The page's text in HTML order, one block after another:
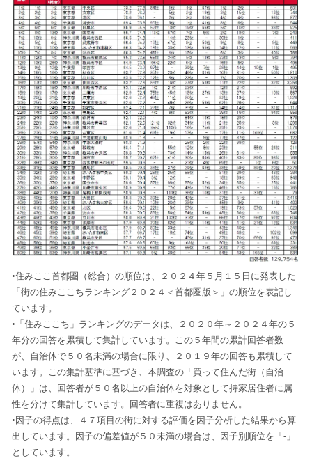
•住みここ首都圏（総合）の順位は、２０２４年５月１５日に発表した
「街の住みここちランキング２０２４＜首都圏版＞」の順位を表記し
ています。
•「住みここち」ランキングのデータは、２０２０年～２０２４年の５
年分の回答を累積して集計しています。この５年間の累計回答者数
が、自治体で５０名未満の場合に限り、２０１９年の回答も累積して
います。この集計基準に基づき、本調査の「買って住んだ街（自治
体）」は、回答者が５０名以上の自治体を対象として持家居住者に属
性を分けて集計しています。回答者に重複はありません。
•因子の得点は、４７項目の街に対する評価を因子分析した結果から算
出しています。因子の偏差値が５０未満の場合は、因子別順位を「-」
としています。